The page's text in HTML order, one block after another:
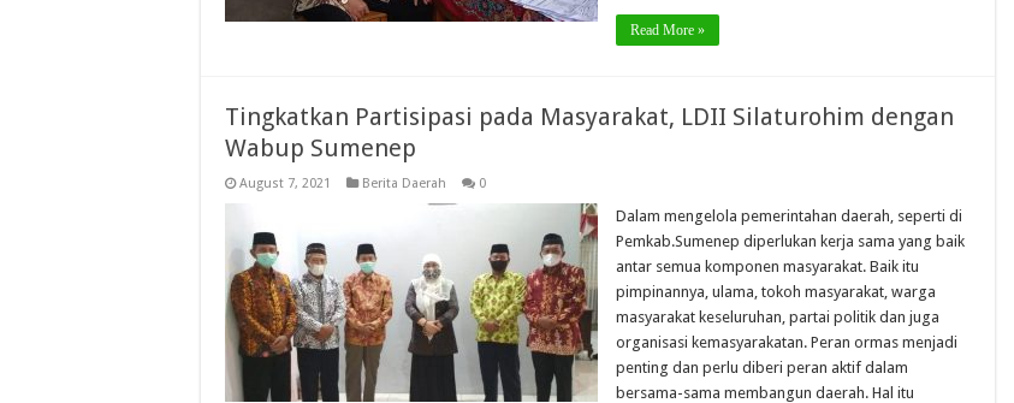
Read More »
Tingkatkan Partisipasi pada Masyarakat, LDII Silaturohim dengan
Wabup Sumenep
August 7, 2021 Berita Daerah 0
Dalam mengelola pemerintahan daerah, seperti di
Pemkab.Sumenep diperlukan kerja sama yang baik
antar semua komponen masyarakat. Baik itu
pimpinannya, ulama, tokoh masyarakat, warga
masyarakat keseluruhan, partai politik dan juga
organisasi kemasyarakatan. Peran ormas menjadi
penting dan perlu diberi peran aktif dalam
bersama-sama membangun daerah. Hal itu